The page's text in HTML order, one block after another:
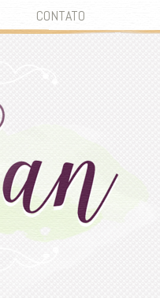
CONTATO